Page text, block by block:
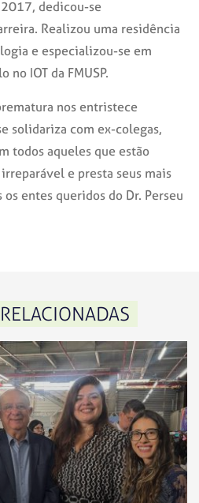
dedicou-se
Realizou uma residência
e especializou-se em
IOT da FMUSP.
nos entristece
solidariza com ex-colegas,
todos aqueles que estão
e presta seus mais
entes queridos do Dr. Perseu